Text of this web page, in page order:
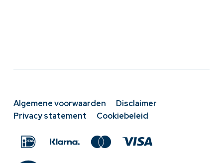
Algemene voorwaarden
Disclaimer
Privacy statement
Cookiebeleid